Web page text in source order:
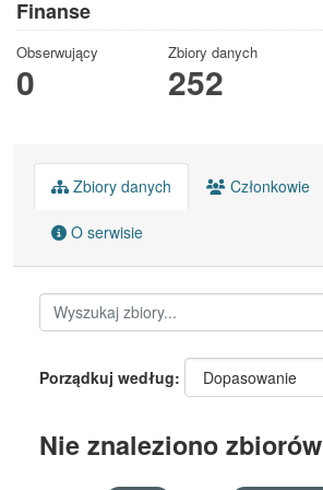
Finanse
Obserwujący
0
Zbiory danych
252
Zbiory danych Członkowie
O serwisie
Porządkuj według
Nie znaleziono zbiorów